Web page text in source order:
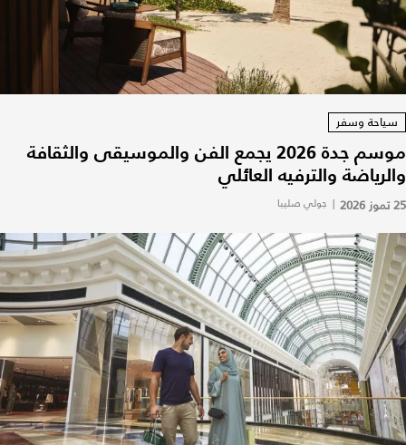
سياحة وسفر
موسم جدة 2026 يجمع الفن والموسيقى والثقافة
والرياضة والترفيه العائلي
25 تموز 2026 | جولي صليبا